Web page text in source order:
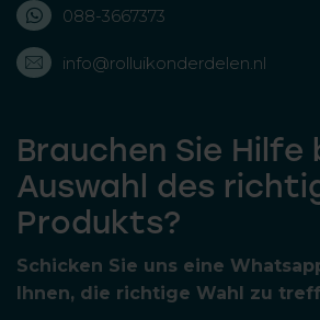
088-3667373
info@rolluikonderdelen.nl
Brauchen Sie Hilfe
Auswahl des
Produkts?
Schicken Sie uns eine
Ihnen, die richtige Wahl zu